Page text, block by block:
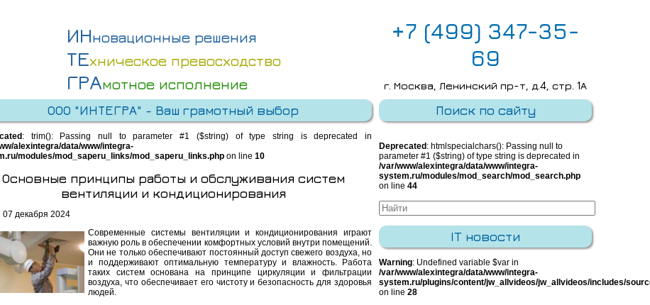
ИНновационные решения
ТЕхническое превосходство
ГРАмотное исполнение
+7 (499) 347-35-
69
г. Москва, Ленинский пр-т, д.4, стр. 1А
E-mail:info@integra-system.ru
ООО "ИНТЕГРА" - Ваш грамотный выбор
: trim(): Passing null to parameter #1 ($string) of type string is deprecated in
alexintegra/data/www/integra-
modules/mod_saperu_links/mod_saperu_links.php on line 10
Основные принципы работы и обслуживания систем
вентиляции и кондиционирования
07 декабря 2024
Современные системы вентиляции и кондиционирования играют
важную роль в обеспечении комфортных условий внутри помещений.
Они не только обеспечивают постоянный доступ свежего воздуха, но
и поддерживают оптимальную температуру и влажность. Работа
таких систем основана на принципе циркуляции и фильтрации
воздуха, что обеспечивает его чистоту и безопасность для здоровья
людей.
Поиск по сайту
Deprecated : htmlspecialchars(): Passing null to
parameter #1 ($string) of type string is deprecated in
/var/www/alexintegra/data/www/integra-
system.ru/modules/mod_search/mod_search.php
on line 44
IT новости
Warning: Undefined variable $var in
/var/www/alexintegra/data/www/integra-
system.ru/plugins/content/jw_allvideos/jw_allvideos/includes/
on line 28